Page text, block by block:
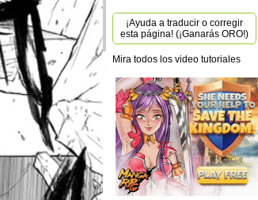
¡Ayuda a traducir o corregir
esta página! (¡Ganarás ORO!)
Mira todos los video tutoriales